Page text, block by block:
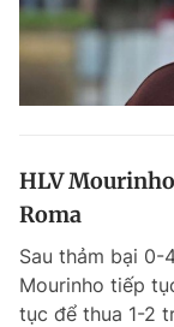
HLV
Roma
Sau thảm bại 0-
Mourinho tiếp
tục để thua 1-2